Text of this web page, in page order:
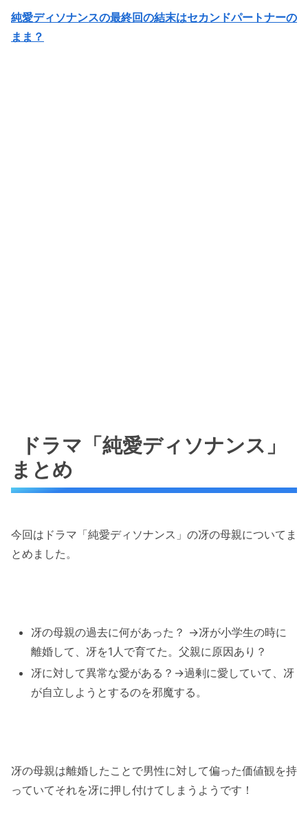
純愛ディソナンスの最終回の結末はセカンドパートナーの
まま？
ドラマ「純愛ディソナンス」
まとめ
今回はドラマ「純愛ディソナンス」の冴の母親についてま
とめました。
冴の母親の過去に何があった？ →冴が小学生の時に
離婚して、冴を1人で育てた。父親に原因あり？
冴に対して異常な愛がある？→過剰に愛していて、冴
が自立しようとするのを邪魔する。
冴の母親は離婚したことで男性に対して偏った価値観を持
っていてそれを冴に押し付けてしまうようです！